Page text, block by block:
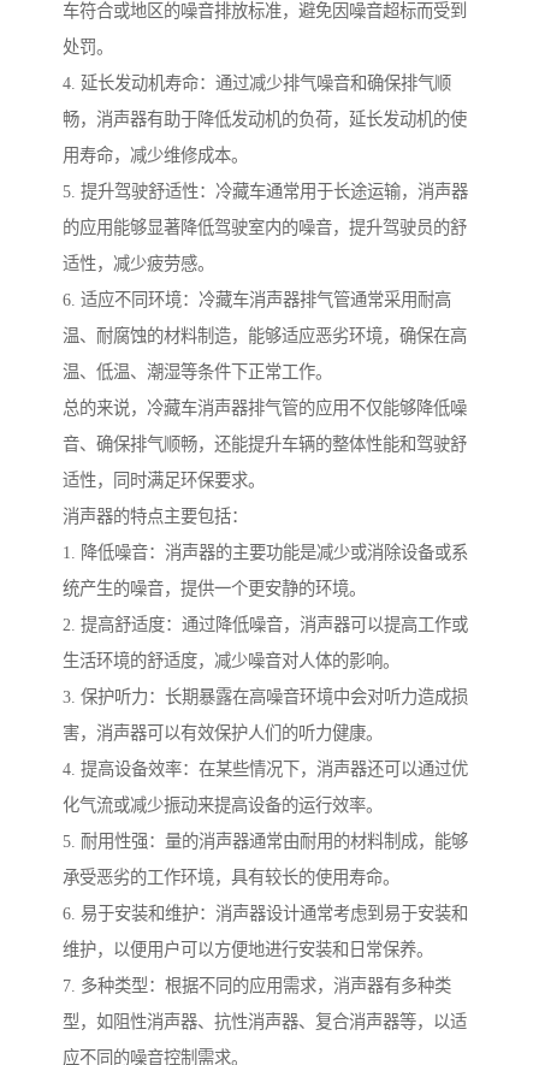
车符合或地区的噪音排放标准，避免因噪音超标而受到
处罚。
4. 延长发动机寿命：通过减少排气噪音和确保排气顺
畅，消声器有助于降低发动机的负荷，延长发动机的使
用寿命，减少维修成本。
5. 提升驾驶舒适性：冷藏车通常用于长途运输，消声器
的应用能够显著降低驾驶室内的噪音，提升驾驶员的舒
适性，减少疲劳感。
6. 适应不同环境：冷藏车消声器排气管通常采用耐高
温、耐腐蚀的材料制造，能够适应恶劣环境，确保在高
温、低温、潮湿等条件下正常工作。
总的来说，冷藏车消声器排气管的应用不仅能够降低噪
音、确保排气顺畅，还能提升车辆的整体性能和驾驶舒
适性，同时满足环保要求。
消声器的特点主要包括：
1. 降低噪音：消声器的主要功能是减少或消除设备或系
统产生的噪音，提供一个更安静的环境。
2. 提高舒适度：通过降低噪音，消声器可以提高工作或
生活环境的舒适度，减少噪音对人体的影响。
3. 保护听力：长期暴露在高噪音环境中会对听力造成损
害，消声器可以有效保护人们的听力健康。
4. 提高设备效率：在某些情况下，消声器还可以通过优
化气流或减少振动来提高设备的运行效率。
5. 耐用性强：量的消声器通常由耐用的材料制成，能够
承受恶劣的工作环境，具有较长的使用寿命。
6. 易于安装和维护：消声器设计通常考虑到易于安装和
维护，以便用户可以方便地进行安装和日常保养。
7. 多种类型：根据不同的应用需求，消声器有多种类
型，如阻性消声器、抗性消声器、复合消声器等，以适
应不同的噪音控制需求。